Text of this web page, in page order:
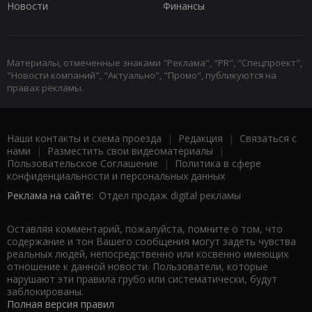
Новости
Финансы
Материалы, отмеченные знаками "Реклама", "PR", "Спецпроект",
"Новости компаний", "Актуально", "Промо", публикуются на
правах рекламы.
Наши контакты и схема проезда | Редакция | Связаться с
нами | Разместить свои видеоматериалы |
Пользовательское Соглашение |
Политика в сфере
конфиденциальности и персональных данных
Реклама на сайте: Отдел продаж digital рекламы
Оставляя комментарий, пожалуйста, помните о том, что
содержание и тон Вашего сообщения могут задеть чувства
реальных людей, непосредственно или косвенно имеющих
отношение к данной новости. Пользователи, которые
нарушают эти правила грубо или систематически, будут
заблокированы.
Полная версия правил